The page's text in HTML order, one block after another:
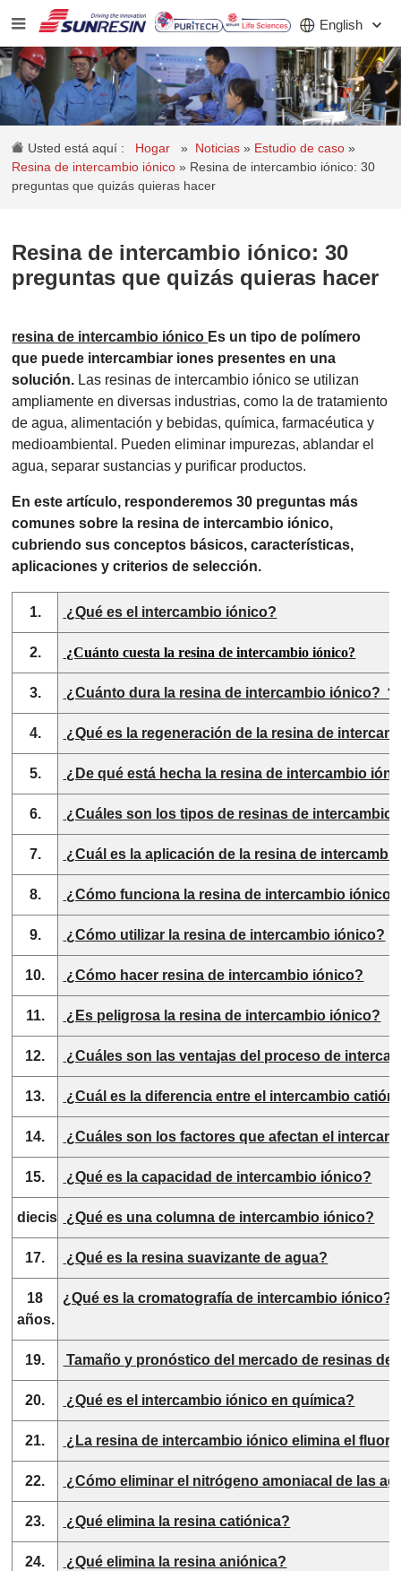
English
COMPAÑÍA
NOTICIAS
CONTACTO
Usted está aquí : Hogar » Noticias» Estudio de caso»
Resina de intercambio iónico» Resina de intercambio iónico: 30
preguntas que quizás quieras hacer
Resina de intercambio iónico: 30
preguntas que quizás quieras hacer
resina de intercambio iónico Es un tipo de polímero
que puede intercambiar iones presentes en una
solución. Las resinas de intercambio iónico se utilizan
ampliamente en diversas industrias, como la de tratamiento
de agua, alimentación y bebidas, química, farmacéutica y
medioambiental. Pueden eliminar impurezas, ablandar el
agua, separar sustancias y purificar productos.
En este artículo, responderemos 30 preguntas más
comunes sobre la resina de intercambio iónico,
cubriendo sus conceptos básicos, características,
aplicaciones y criterios de selección.
1. ¿Qué es el intercambio iónico?
2. ¿Cuánto cuesta la resina de intercambio iónico?
3. ¿Cuánto dura la resina de intercambio iónico? ？
4. ¿Qué es la regeneración de la resina de
5. ¿De qué está hecha la resina de intercambio
6. ¿Cuáles son los tipos de resinas de intercambio
7. ¿Cuál es la aplicación de la resina de
8. ¿Cómo funciona la resina de intercambio iónico?
9. ¿Cómo utilizar la resina de intercambio iónico?
10. ¿Cómo hacer resina de intercambio iónico?
11. ¿Es peligrosa la resina de intercambio iónico?
12. ¿Cuáles son las ventajas del proceso de
13. ¿Cuál es la diferencia entre el intercambio
14. ¿Cuáles son los factores que afectan el
15. ¿Qué es la capacidad de intercambio iónico?
dieciséis.¿Qué es una columna de intercambio iónico?
17. ¿Qué es la resina suavizante de agua?
18
años.
¿Qué es la cromatografía de intercambio iónico?
19. Tamaño y pronóstico del mercado de resinas de
20. ¿Qué es el intercambio iónico en química?
21. ¿La resina de intercambio iónico elimina el
22. ¿Cómo eliminar el nitrógeno amoniacal de las
23. ¿Qué elimina la resina catiónica?
24. ¿Qué elimina la resina aniónica?